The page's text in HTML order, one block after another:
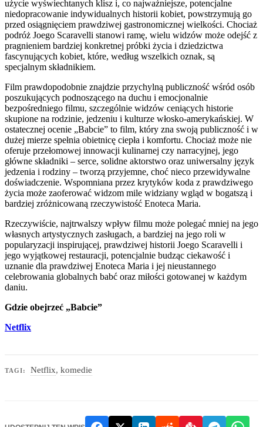
użycie wyświechtanych klisz i, co najważniejsze, potencjalne
niedopracowanie indywidualnych historii kobiet, powstrzymują go
przed osiągnięciem prawdziwej gastronomicznej wielkości. Chociaż
podróż Joego Scaravelli stanowi ramę, wielu widzów może odejść z
pragnieniem bardziej konkretnej próbki życia i dziedzictwa
fascynujących kobiet, które, według wszelkich oznak, są
specjalnym składnikiem.
Film prawdopodobnie znajdzie przychylną publiczność wśród osób
poszukujących podnoszącego na duchu i emocjonalnie
bezpośredniego filmu, szczególnie widzów ceniących historie
skupione na rodzinie, jedzeniu i kulturze włosko-amerykańskiej. W
ostatecznej ocenie „Babcie” to film, który zna swoją publiczność i w
dużej mierze spełnia obietnicę ciepła i komfortu. Chociaż może nie
oferuje przełomowej innowacji kulinarnej czy narracyjnej, jego
główne składniki – serce, solidne aktorstwo oraz uniwersalny język
jedzenia i rodziny – tworzą przyjemne, choć nieco przewidywalne
doświadczenie. Wspomniana przez krytyków koda z prawdziwego
życia może zaoferować widzom mile widziany wgląd w bogatszą i
bardziej zróżnicowaną rzeczywistość Enoteca Maria.
Rzeczywiście, najtrwalszy wpływ filmu może polegać mniej na jego
własnych artystycznych zasługach, a bardziej na jego roli w
popularyzacji inspirującej, prawdziwej historii Joego Scaravelli i
jego wyjątkowej restauracji, potencjalnie budząc ciekawość i
uznanie dla prawdziwej Enoteca Maria i jej nieustannego
celebrowania globalnych babć oraz miłości gotowanej w każdym
daniu.
Gdzie obejrzeć „Babcie”
Netflix
TAGI: Netflix,komedie